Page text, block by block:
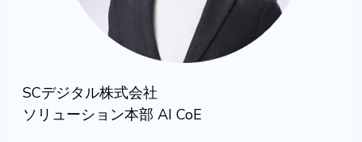
SCデジタル株式会社
ソリューション本部 AI CoE